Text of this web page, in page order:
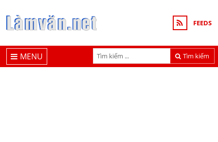
FEEDS
Tìm kiếm
MENU